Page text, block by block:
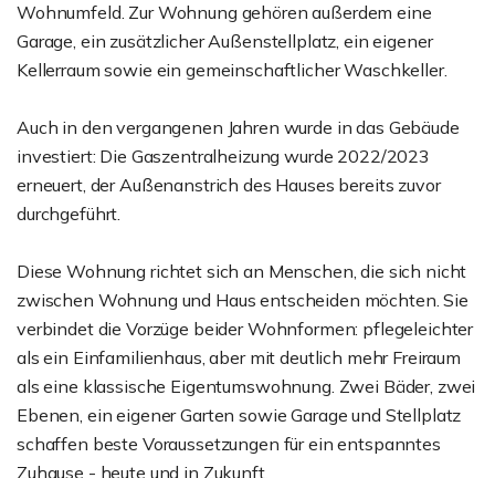
Wohnumfeld. Zur Wohnung gehören außerdem eine
Garage, ein zusätzlicher Außenstellplatz, ein eigener
Kellerraum sowie ein gemeinschaftlicher Waschkeller.
Auch in den vergangenen Jahren wurde in das Gebäude
investiert: Die Gaszentralheizung wurde 2022/2023
erneuert, der Außenanstrich des Hauses bereits zuvor
durchgeführt.
Diese Wohnung richtet sich an Menschen, die sich nicht
zwischen Wohnung und Haus entscheiden möchten. Sie
verbindet die Vorzüge beider Wohnformen: pflegeleichter
als ein Einfamilienhaus, aber mit deutlich mehr Freiraum
als eine klassische Eigentumswohnung. Zwei Bäder, zwei
Ebenen, ein eigener Garten sowie Garage und Stellplatz
schaffen beste Voraussetzungen für ein entspanntes
Zuhause - heute und in Zukunft.